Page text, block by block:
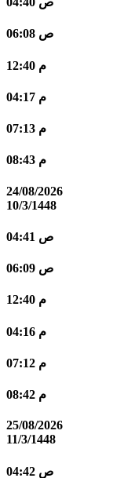
06:08 ص
12:40 م
04:17 م
07:13 م
08:43 م
24/08/2026
10/3/1448
04:41 ص
06:09 ص
12:40 م
04:16 م
07:12 م
08:42 م
25/08/2026
11/3/1448
04:42 ص